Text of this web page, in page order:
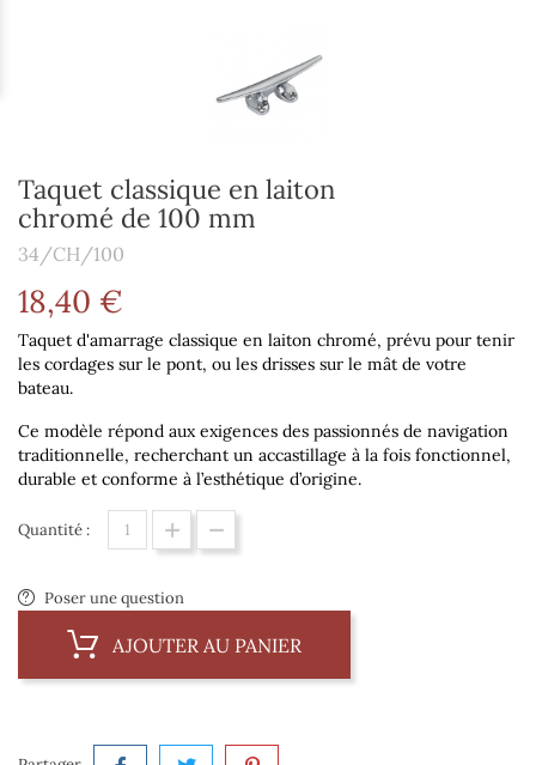
Taquet classique en laiton
chromé de 100 mm
34/CH/100
18,40 €
Taquet d'amarrage classique en laiton chromé, prévu pour tenir
les cordages sur le pont, ou les drisses sur le mât de votre
bateau.
Ce modèle répond aux exigences des passionnés de navigation
traditionnelle, recherchant un accastillage à la fois fonctionnel,
durable et conforme à l’esthétique d’origine.
Quantité :
Poser une question
AJOUTER AU PANIER